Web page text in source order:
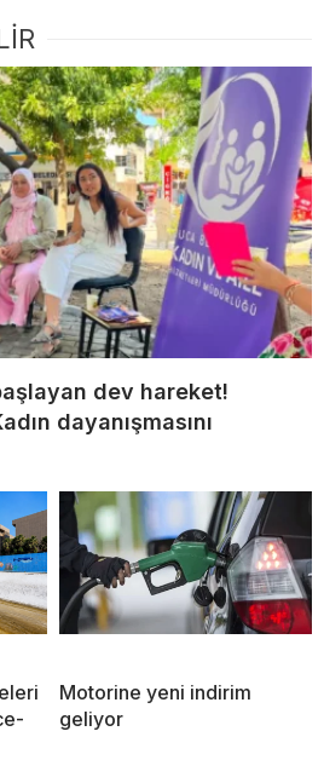
dev hareket!
dayanışmasını
Motorine yeni indirim
geliyor